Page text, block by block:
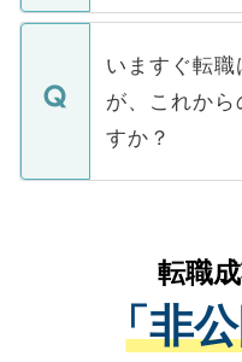
関を公にして
に、医療機関
みを人材紹介
ています。
定を承諾する
の辞退の連絡
個人情報が漏
で、ご安心く
などで収集し
ご本人のキャ
支援を目的に
ているすべて
は、個人情報
管理基準を満
る、プライバ
いますぐ転
が、これから
すか？
かがいして、
経験をまじえ
させていただ
ない方には、
転職
「非